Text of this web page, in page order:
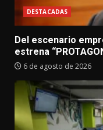
DESTACADAS
Del escenario
estrena
6 de agosto de 2026